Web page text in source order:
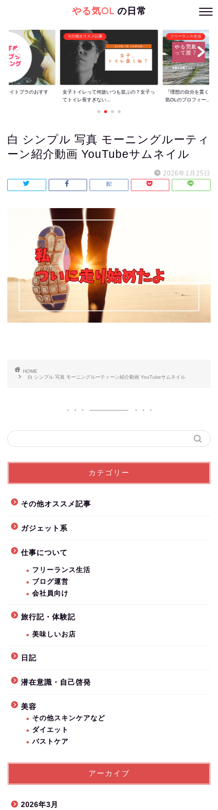
やる気OLの日常
ナイトブラのおすす
その他オススメ記事
女子トイレって何故いつも並ぶの？女子っ
てトイレ長すぎない...
フリーランス生活
『理想の自分を貫くた
気OLのプロフィー...
白 シンプル 写真 モーニングルーティ
ーン紹介動画 YouTubeサムネイル
2026年1月25日
HOME
白 シンプル 写真 モーニングルーティーン紹介動画 YouTubeサムネイル
カテゴリー
その他オススメ記事
ガジェット系
仕事について
フリーランス生活
ブログ運営
会社員向け
旅行記・体験記
美味しいお店
日記
潜在意識・自己啓発
美容
その他スキンケアなど
ダイエット
バストケア
アーカイブ
2026年3月